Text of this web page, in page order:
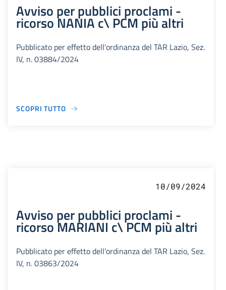
Avviso per pubblici proclami -
ricorso NANIA c\ PCM più altri
Pubblicato per effetto dell'ordinanza del TAR Lazio, Sez.
IV, n. 03884/2024
SCOPRI TUTTO
10/09/2024
Avviso per pubblici proclami -
ricorso MARIANI c\ PCM più altri
Pubblicato per effetto dell'ordinanza del TAR Lazio, Sez.
IV, n. 03863/2024